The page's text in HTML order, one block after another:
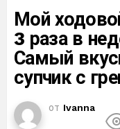
Мой
3 раза в
Самый
супчик с
от Ivanna